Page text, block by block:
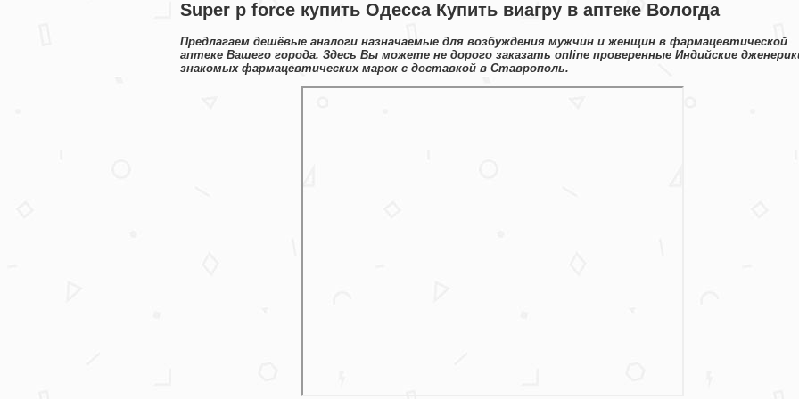
Super p force купить Одесса Купить виагру в аптеке Вологда
Предлагаем дешёвые аналоги назначаемые для возбуждения мужчин и женщин в фармацевтической
аптеке Вашего города. Здесь Вы можете не дорого заказать online проверенные Индийские
знакомых фармацевтических марок с доставкой в Ставрополь.